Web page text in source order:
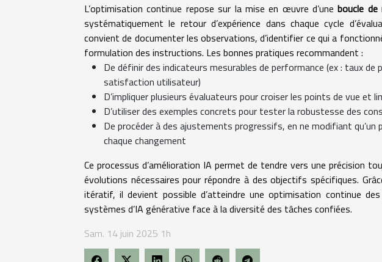
L’optimisation continue repose sur la mise en œuvre d’uneboucle
systématiquement le retour d’expérience dans chaque cycle
convient de documenter les observations, d’identifier ce qui a
formulation des instructions. Les bonnes pratiques recommandent :
De définir des indicateurs mesurables de performance (ex : taux
satisfaction utilisateur)
D’impliquer plusieurs évaluateurs pour croiser les points de vue et
D’utiliser des exemples concrets pour tester la robustesse des
De procéder à des ajustements progressifs, en ne modifiant qu’un
chaque changement
Ce processus d’amélioration IA permet de tendre vers une précision
évolutions nécessaires pour répondre à des objectifs spécifiques.
itératif, il devient possible d’atteindre une optimisation continue
systèmes d’IA générative face à la diversité des tâches confiées.
Sam. 14 juin 2025 1h